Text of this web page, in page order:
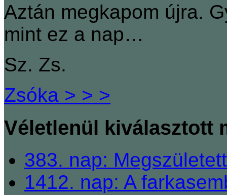
Aztán megkapom újra.
mint ez a nap…
Sz. Zs.
Zsóka > > >
Véletlenül kiválasztott
383. nap:
1412. nap: A